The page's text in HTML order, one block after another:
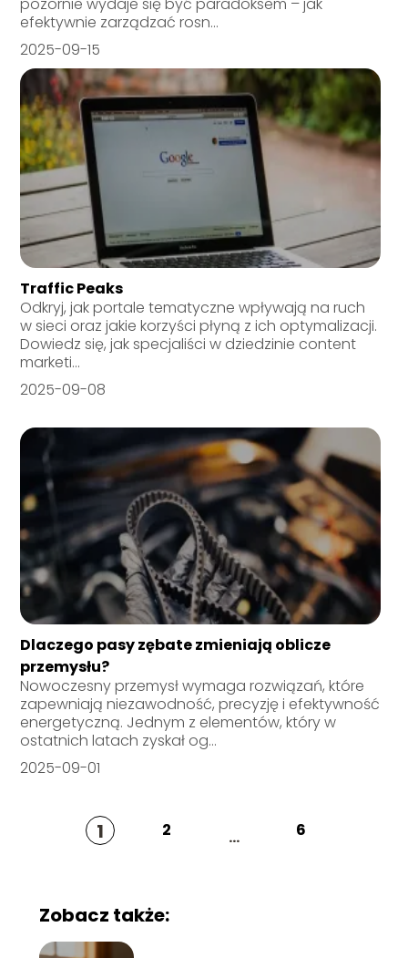
efektywnie zarządzać rosn...
2025-09-15
Traffic Peaks
Odkryj, jak portale tematyczne wpływają na ruch
w sieci oraz jakie korzyści płyną z ich optymalizacji.
Dowiedz się, jak specjaliści w dziedzinie content
marketi...
2025-09-08
Dlaczego pasy zębate zmieniają oblicze
przemysłu?
Nowoczesny przemysł wymaga rozwiązań, które
zapewniają niezawodność, precyzję i efektywność
energetyczną. Jednym z elementów, który w
ostatnich latach zyskał og...
2025-09-01
1 2 ... 6
Zobacz także: